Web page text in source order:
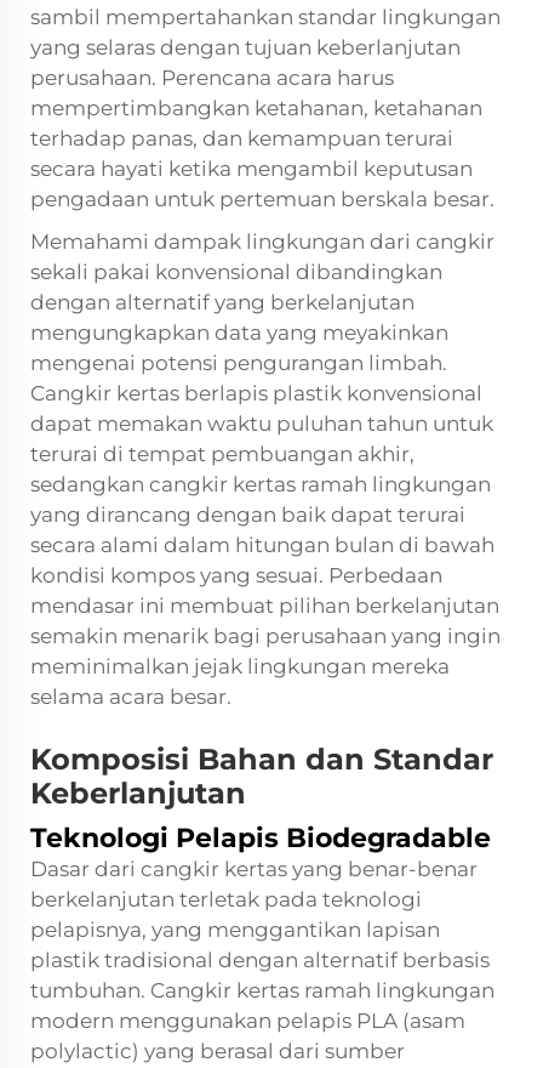
sambil mempertahankan standar lingkungan
yang selaras dengan tujuan keberlanjutan
perusahaan. Perencana acara harus
mempertimbangkan ketahanan, ketahanan
terhadap panas, dan kemampuan terurai
secara hayati ketika mengambil keputusan
pengadaan untuk pertemuan berskala besar.
Memahami dampak lingkungan dari cangkir
sekali pakai konvensional dibandingkan
dengan alternatif yang berkelanjutan
mengungkapkan data yang meyakinkan
mengenai potensi pengurangan limbah.
Cangkir kertas berlapis plastik konvensional
dapat memakan waktu puluhan tahun untuk
terurai di tempat pembuangan akhir,
sedangkan cangkir kertas ramah lingkungan
yang dirancang dengan baik dapat terurai
secara alami dalam hitungan bulan di bawah
kondisi kompos yang sesuai. Perbedaan
mendasar ini membuat pilihan berkelanjutan
semakin menarik bagi perusahaan yang ingin
meminimalkan jejak lingkungan mereka
selama acara besar.
Komposisi Bahan dan Standar
Keberlanjutan
Teknologi Pelapis Biodegradable
Dasar dari cangkir kertas yang benar-benar
berkelanjutan terletak pada teknologi
pelapisnya, yang menggantikan lapisan
plastik tradisional dengan alternatif berbasis
tumbuhan. Cangkir kertas ramah lingkungan
modern menggunakan pelapis PLA (asam
polylactic) yang berasal dari sumber